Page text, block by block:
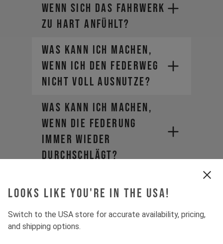
Looks like you're in the USA!
Switch to the USA store for accurate availability, pricing,
and shipping options.
WENN SICH DAS FAHRWERK
ZU HART ANFÜHLT?
WAS KANN ICH MACHEN,
WENN ICH DEN FEDERWEG
NICHT VOLL AUSNUTZE?
WAS KANN ICH MACHEN,
WENN DIE FEDERUNG
IMMER WIEDER
DURCHSCHLÄGT?
SETUPS FÜR BIKES VOR
2019 AN?